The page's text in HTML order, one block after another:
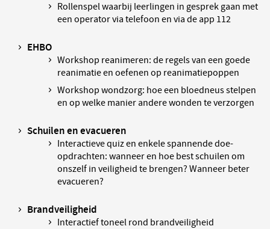
Rollenspel waarbij leerlingen in gesprek gaan met
een operator via telefoon en via de app 112
EHBO
Workshop reanimeren: de regels van een goede
reanimatie en oefenen op reanimatiepoppen
Workshop wondzorg: hoe een bloedneus stelpen
en op welke manier andere wonden te verzorgen
Schuilen en evacueren
Interactieve quiz en enkele spannende doe-
opdrachten: wanneer en hoe best schuilen om
onszelf in veiligheid te brengen? Wanneer beter
evacueren?
Brandveiligheid
Interactief toneel rond brandveiligheid